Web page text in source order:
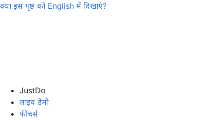
क्या इस पृष्ठ को English में दिखाएं?
JustDo
लाइव डेमो
फीचर्स